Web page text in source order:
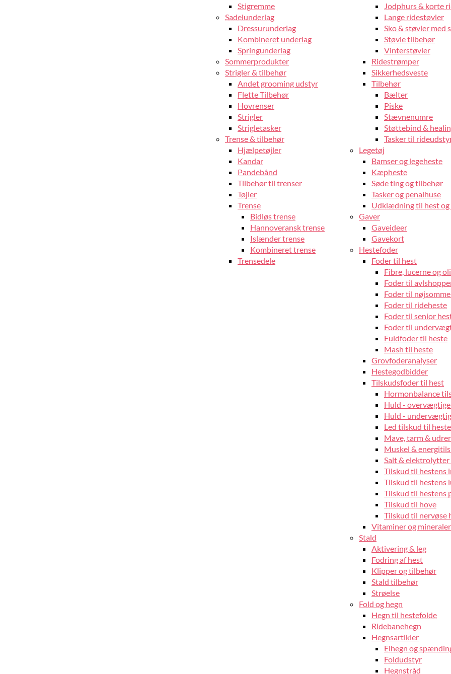
Stigremme
Sadelunderlag
Dressurunderlag
Kombineret underlag
Springunderlag
Sommerprodukter
Strigler & tilbehør
Andet grooming udstyr
Flette Tilbehør
Hovrenser
Strigler
Strigletasker
Trense & tilbehør
Hjælpetøjler
Kandar
Pandebånd
Tilbehør til trenser
Tøjler
Trense
Bidløs trense
Hannoveransk trense
Islænder trense
Kombineret trense
Trensedele
Jodphurs & korte
Lange ridestøvler
Sko & støvler med
Støvle tilbehør
Vinterstøvler
Ridestrømper
Sikkerhedsveste
Tilbehør
Bælter
Piske
Stævnenumre
Støttebind &
Tasker til
Legetøj
Bamser og legeheste
Kæpheste
Søde ting og tilbehør
Tasker og penalhuse
Udklædning til hest
Gaver
Gaveideer
Gavekort
Hestefoder
Foder til hest
Fibre, lucerne og
Foder til
Foder til
Foder til rideheste
Foder til senior
Foder til
Fuldfoder til heste
Mash til heste
Grovfoderanalyser
Hestegodbidder
Tilskudsfoder til hest
Hormonbalance
Huld -
Huld -
Led tilskud til heste
Mave, tarm &
Muskel &
Salt &
Tilskud til hestens
Tilskud til hestens
Tilskud til hestens
Tilskud til hove
Tilskud til nervøse
Vitaminer og
Stald
Aktivering & leg
Fodring af hest
Klipper og tilbehør
Stald tilbehør
Strøelse
Fold og hegn
Hegn til hestefolde
Ridebanehegn
Hegnsartikler
Elhegn og
Foldudstyr
Hegnstråd